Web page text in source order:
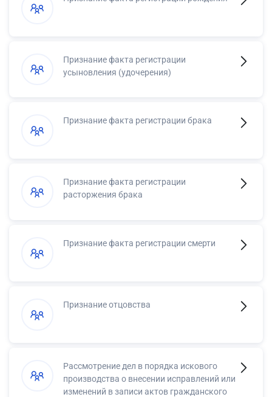
Признание факта регистрации
усыновления (удочерения)
Признание факта регистрации брака
Признание факта регистрации
расторжения брака
Признание факта регистрации смерти
Признание отцовства
Рассмотрение дел в порядка искового
производства о внесении исправлений или
изменений в записи актов гражданского